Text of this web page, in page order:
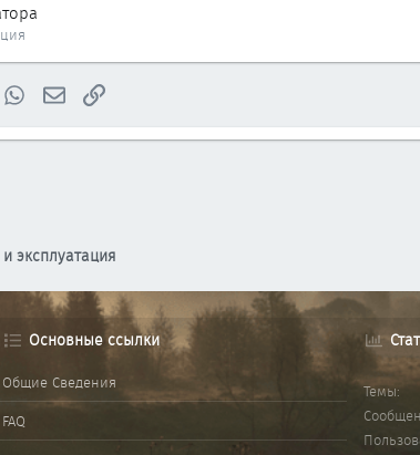
WhatsAppЭлектронная почта
Ссылка
эксплуатация
Основные ссылки
Общие Сведения
FAQ
Темы